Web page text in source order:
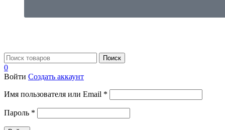
Поиск
0
Войти Создать аккаунт
Имя пользователя или Email *
Пароль *